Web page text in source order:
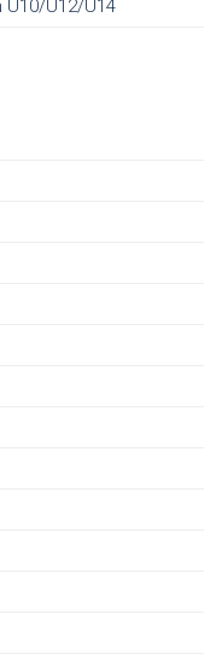
U10/U12/U14